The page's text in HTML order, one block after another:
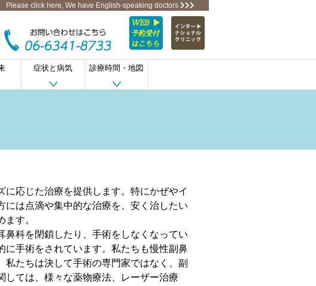
Please click here, We have English-speaking doctors
症状と病気 診療時間・地図
応じた治療を提供します。特にかぜやイ
には点滴や集中的な治療を、安く治したい
す。
科を閉鎖したり、手術をしなくなってい
に手術をされています。私たちも慢性副鼻
たちは決して手術の専門家ではなく、副
ては、様々な薬物療法、レーザー治療